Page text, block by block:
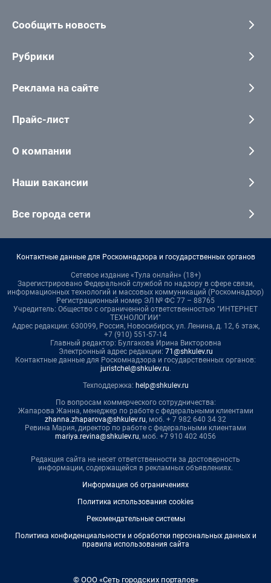
Сообщить новость
Рубрики
Реклама на сайте
Прайс-лист
О компании
Наши вакансии
Все города сети
Контактные данные для Роскомнадзора и государственных органов
Сетевое издание «Тула онлайн» (18+)
Зарегистрировано Федеральной службой по надзору в сфере связи,
информационных технологий и массовых коммуникаций (Роскомнадзор)
Регистрационный номер ЭЛ № ФС 77 – 88765
Учредитель: Общество с ограниченной ответственностью "ИНТЕРНЕТ
ТЕХНОЛОГИИ"
Адрес редакции: 630099, Россия, Новосибирск, ул. Ленина, д. 12, 6 этаж,
+7 (910) 551-57-14
Главный редактор: Булгакова Ирина Викторовна
Электронный адрес редакции: 71@shkulev.ru
Контактные данные для Роскомнадзора и государственных органов:
juristchel@shkulev.ru.
Техподдержка: help@shkulev.ru
По вопросам коммерческого сотрудничества:
Жапарова Жанна, менеджер по работе с федеральными клиентами
zhanna.zhaparova@shkulev.ru, моб. + 7 982 640 34 32
Ревина Мария, директор по работе с федеральными клиентами
mariya.revina@shkulev.ru, моб. +7 910 402 4056
Редакция сайта не несет ответственности за достоверность
информации, содержащейся в рекламных объявлениях.
Информация об ограничениях
Политика использования cookies
Рекомендательные системы
Политика конфиденциальности и обработки персональных данных и
правила использования сайта
© ООО «Сеть городских порталов»